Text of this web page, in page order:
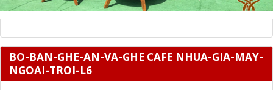
BO-BAN-GHE-AN-VA-GHE CAFE NHUA-GIA-MAY-
NGOAI-TROI-L6